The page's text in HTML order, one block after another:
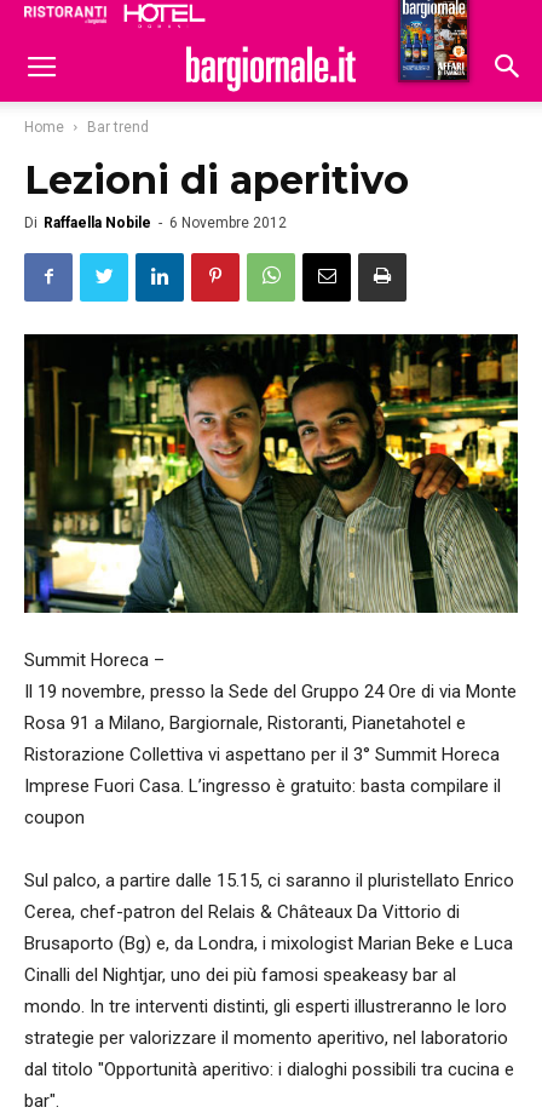
Hoteldomani
Home Bar trend
Lezioni di aperitivo
Di Raffaella Nobile - 6 Novembre 2012
Summit Horeca –
Il 19 novembre, presso la Sede del Gruppo 24 Ore di via Monte
Rosa 91 a Milano, Bargiornale, Ristoranti, Pianetahotel e
Ristorazione Collettiva vi aspettano per il 3° Summit Horeca
Imprese Fuori Casa. L’ingresso è gratuito: basta compilare il
coupon
Sul palco, a partire dalle 15.15, ci saranno il pluristellato Enrico
Cerea, chef-patron del Relais & Châteaux Da Vittorio di
Brusaporto (Bg) e, da Londra, i mixologist Marian Beke e Luca
Cinalli del Nightjar, uno dei più famosi speakeasy bar al
mondo. In tre interventi distinti, gli esperti illustreranno le loro
strategie per valorizzare il momento aperitivo, nel laboratorio
dal titolo "Opportunità aperitivo: i dialoghi possibili tra cucina e
bar".